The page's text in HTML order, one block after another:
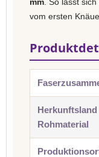
vom ersten
Herkunftsland
Rohmaterial